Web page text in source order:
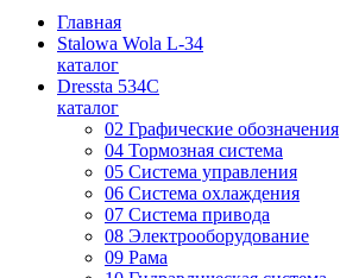
Главная
Stalowa Wola L-34
каталог
Dressta 534C
каталог
02 Графические обозначения
04 Тормозная система
05 Система управления
06 Система охлаждения
07 Система привода
08 Электрооборудование
09 Рама